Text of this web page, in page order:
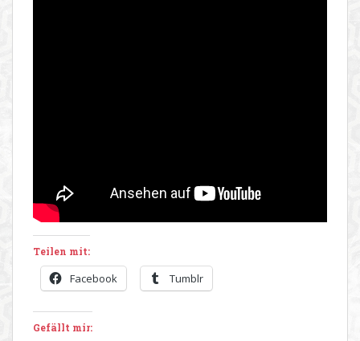
Teilen mit:
Facebook Tumblr
Gefällt mir: